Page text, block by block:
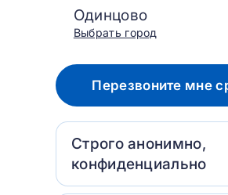
Одинцово
Выбрать город
Перезвоните мне
Строго анонимно,
конфиденциально